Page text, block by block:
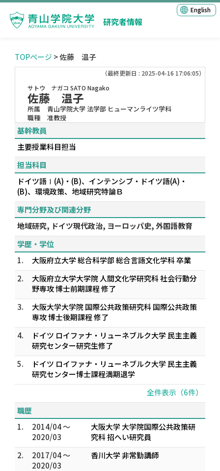
研究者情報
English
TOPページ > 佐藤 温子
（最終更新日 : 2025-04-16 17:06:05）
サトウ ナガコ SATO Nagako
佐藤 温子
所属
青山学院大学 法学部 ヒューマンライツ学科
職種
准教授
基幹教員
主要授業科目担当
担当科目
ドイツ語Ⅰ(A)・(B)、インテンシブ・ドイツ語(A)・
(B)、環境政策、地域研究特論Ｂ
専門分野及び関連分野
地域研究, ドイツ現代政治, ヨーロッパ史, 外国語教育
学歴・学位
1.
大阪府立大学 総合科学部 総合言語文化学科 卒業
2.
大阪府立大学大学院 人間文化学研究科 社会行動分
野専攻 博士前期課程 修了
3.
大阪大学大学院 国際公共政策研究科 国際公共政策
専攻 博士後期課程 修了
4.
ドイツ ロイファナ・リューネブルク大学 民主主義
研究センター研究生修了
5.
ドイツ ロイファナ・リューネブルク大学 民主主義
研究センター博士課程満期退学
全件表示（6件）
職歴
1.
2014/04 ～
2020/03
大阪大学 大学院国際公共政策研
究科 招へい研究員
2.
2017/04 ～
2020/03
香川大学 非常勤講師